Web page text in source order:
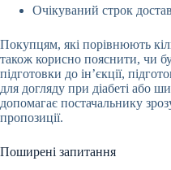
Очікуваний строк
Покупцям, які порівнюють
також корисно пояснити, чи
підготовки до ін’єкції,
для догляду при діабеті або
допомагає постачальнику
пропозиції.
Поширені запитання